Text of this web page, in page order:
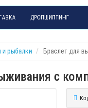
ДРОПШИППИНГ
и рыбалки Браслет для
с